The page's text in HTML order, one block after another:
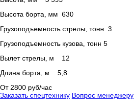
Высота борта, мм 630
Грузоподъемность стрелы, тонн 3
Грузоподъемность кузова, тонн 5
Вылет стрелы, м 12
Длина борта, м 5,8
От 2800 руб/час
Заказать спецтехнику Вопрос менеджеру